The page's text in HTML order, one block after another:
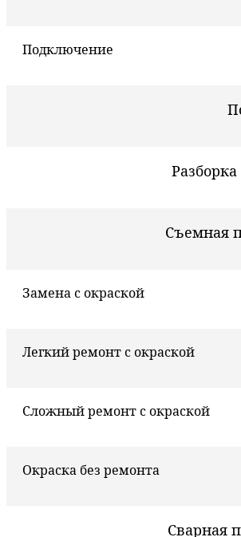
Подключение
Съемная
Замена с окраской
Легкий ремонт с окраской
Сложный ремонт с окраской
Окраска без ремонта
Сварная